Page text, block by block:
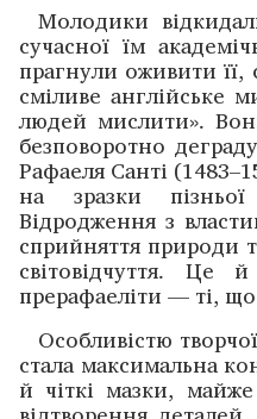
Молодики
сучасної їм
прагнули оживити
сміливе англійське
людей мислити».
безповоротно
Рафаеля Санті
на зразки
Відродження з
сприйняття природи
світовідчуття. Це
прерафаеліти — ті,
Особливістю
стала максимальна
й чіткі мазки,